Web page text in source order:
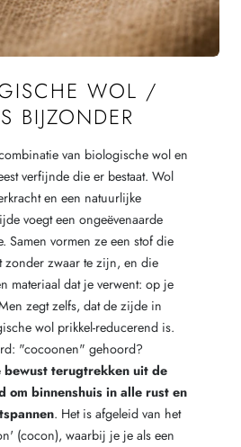
WOL /
BIJZONDER
van biologische wol en
verfijnde die er bestaat. Wol
en een natuurlijke
voegt een ongeëvenaarde
Samen vormen ze een stof die
zonder zwaar te zijn, en die
materiaal dat je verwent: op je
zegt zelfs, dat de zijde in
wol prikkel-reducerend is.
"cocoonen" gehoord?
bewust terugtrekken uit de
om binnenshuis in alle rust en
. Het is afgeleid van het
(cocon), waarbij je je als een